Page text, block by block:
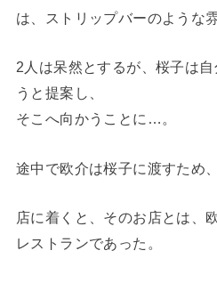
は、ストリップバーのような
2人は呆然とするが、桜子は
うと提案し、
そこへ向かうことに…。
途中で欧介は桜子に渡すため
店に着くと、そのお店とは、
レストランであった。